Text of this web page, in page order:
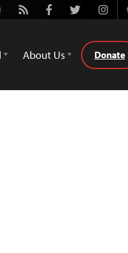
Rss FacebookTwitter
About Us Donate